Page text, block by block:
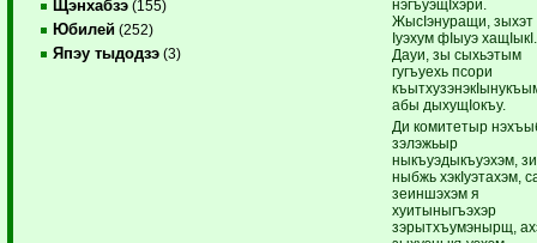
Щэнхабзэ (155)
Юбилей (252)
Япэу тыдодзэ (3)
нэгъуэщIхэри.
ЖысIэнуращи, зыхэт
Iуэхум фIыуэ хащIыкI.
Дауи, зы сыхьэтым
гугъуехь псори
абы дыхущIокъу.
Ди комитетыр
зэлэжьыр
ныкъуэдыкъуэхэм, зи
ныбжь хэкIуэтахэм,
зеиншэхэм я
хуитыныгъэхэр
зэрытхъумэнырщ,